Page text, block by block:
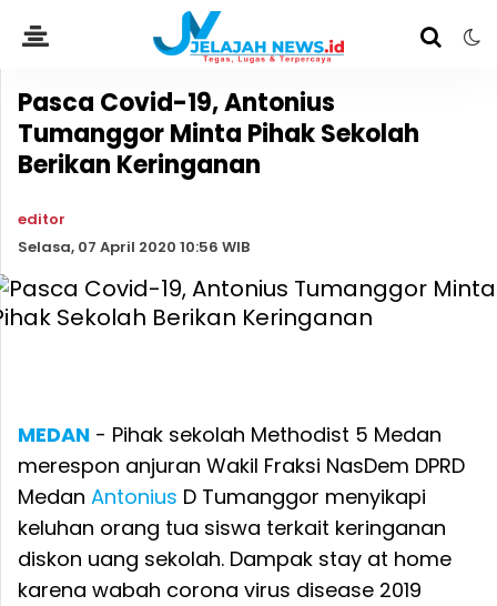
Pasca Covid-19, Antonius
Tumanggor Minta Pihak Sekolah
Berikan Keringanan
editor
Selasa, 07 April 2020 10:56 WIB
MEDAN - Pihak sekolah Methodist 5 Medan
merespon anjuran Wakil Fraksi NasDem DPRD
Medan Antonius D Tumanggor menyikapi
keluhan orang tua siswa terkait keringanan
diskon uang sekolah. Dampak stay at home
karena wabah corona virus disease 2019